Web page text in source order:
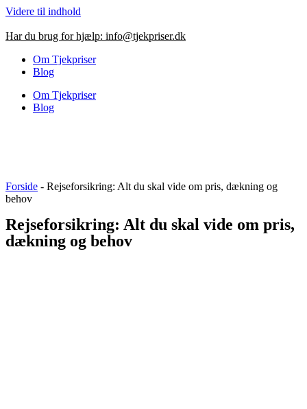
Videre til indhold
Har du brug for hjælp: info@tjekpriser.dk
Om Tjekpriser
Blog
Om Tjekpriser
Blog
Forside - Rejseforsikring: Alt du skal vide om pris, dækning og
behov
Rejseforsikring: Alt du skal vide om pris,
dækning og behov